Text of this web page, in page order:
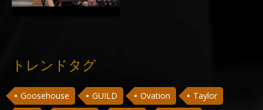
トレンドタグ
Goosehouse GUILD Ovation
Taylor